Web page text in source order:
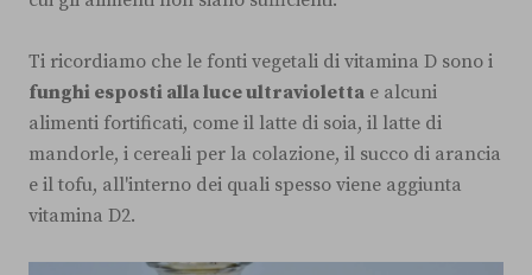
Ti ricordiamo che le fonti vegetali di vitamina D sono i
funghi esposti alla luce ultravioletta e alcuni
alimenti fortificati, come il latte di soia, il latte di
mandorle, i cereali per la colazione, il succo di arancia
e il tofu, all'interno dei quali spesso viene aggiunta
vitamina D2.